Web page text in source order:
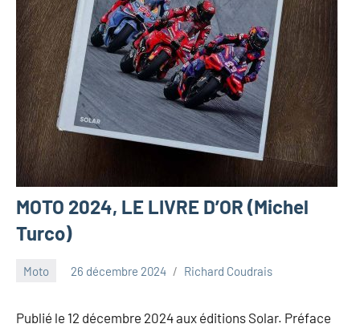
MOTO 2024, LE LIVRE D’OR (Michel
Turco)
Moto 26 décembre 2024 Richard Coudrais
Publié le 12 décembre 2024 aux éditions Solar. Préface